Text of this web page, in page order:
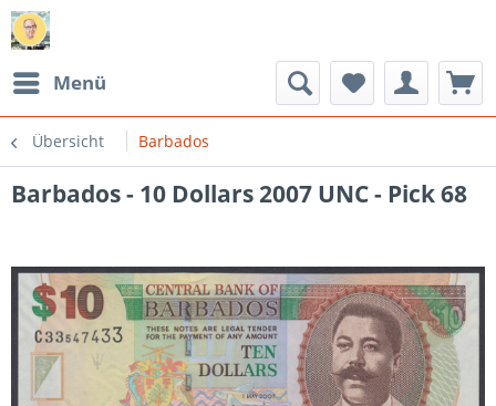
Menü
Übersicht Barbados
Barbados - 10 Dollars 2007 UNC - Pick 68